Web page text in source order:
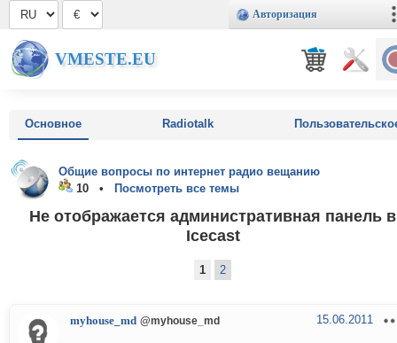
Авторизация
VMESTE.EU
Основное Radiotalk
Общие вопросы по интернет радио вещанию
10 •
Посмотреть все темы
Не отображается административная панель в
Icecast
1 2
myhouse_md @myhouse_md 15.06.2011